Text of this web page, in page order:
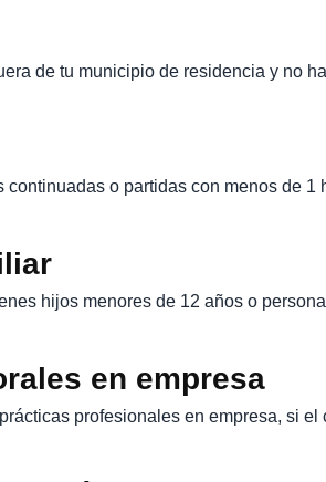
de tu municipio de residencia y no
o partidas con menos de 1
hijos menores de 12 años o
en empresa
profesionales en empresa, si